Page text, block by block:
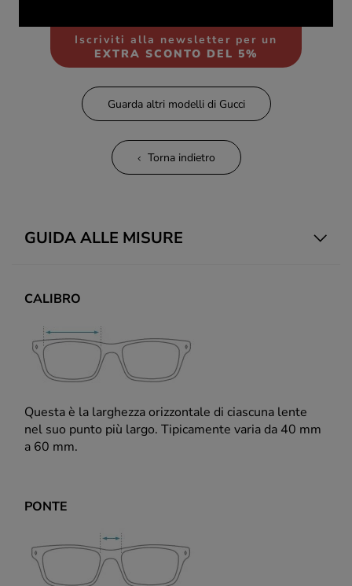
Iscriviti alla newsletter per un
EXTRA SCONTO DEL 5%
Guarda altri modelli di Gucci
Torna indietro
GUIDA ALLE MISURE
CALIBRO
Questa è la larghezza orizzontale di ciascuna lente
nel suo punto più largo. Tipicamente varia da 40 mm
a 60 mm.
PONTE